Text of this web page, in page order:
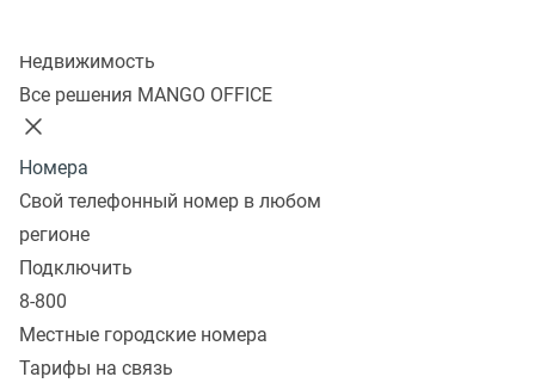
Недвижимость
Все решения MANGO OFFICE
Номера
Свой телефонный номер в любом
регионе
Подключить
8-800
Местные городские номера
Тарифы на связь
WhatsApp в бизнесе – более
95 миллионов
потенциальных клиентов
и максимальная лояльность
текущих
39%
клиентов предпочитают WhatsApp в качестве